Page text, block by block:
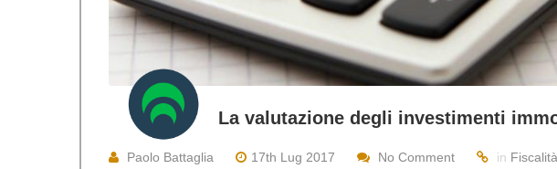
La valutazione degli investimenti
Paolo Battaglia 17th Lug 2017 No Comment in